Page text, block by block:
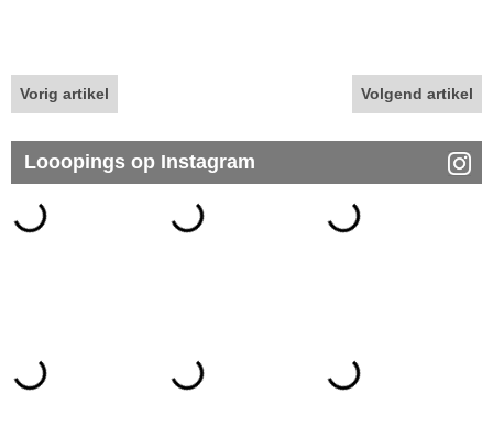
Vorig artikel Volgend artikel
Looopings op Instagram